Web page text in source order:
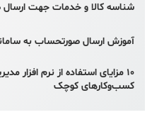
شناسه کالا و خدمات جهت ارسال
آموزش ارسال صورتحساب به
۱۰ مزایای استفاده از نرم افزار
کسب‌وکارهای کوچک